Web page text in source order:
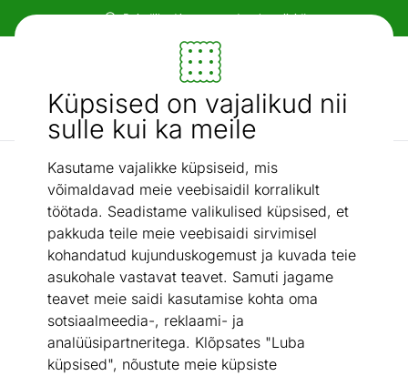
Küpsised on vajalikud nii
sulle kui ka meile
Kasutame vajalikke küpsiseid, mis
võimaldavad meie veebisaidil korralikult
töötada. Seadistame valikulised küpsised, et
pakkuda teile meie veebisaidi sirvimisel
kohandatud kujunduskogemust ja kuvada teie
asukohale vastavat teavet. Samuti jagame
teavet meie saidi kasutamise kohta oma
sotsiaalmeedia-, reklaami- ja
analüüsipartneritega. Klõpsates "Luba
küpsised", nõustute meie küpsiste
Paindlikud ja mugavad makseviisid!
Mööbel ja sisustus - ON24
Otsi...
AI otsing
Tumba panipaigaga / Tumba Setti, valge